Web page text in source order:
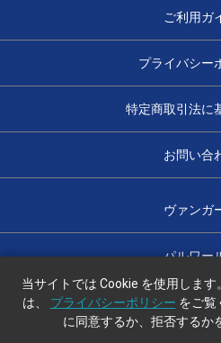
ご利用ガ
プライバシー
特定商取引法に
お問い合
ヴァンガ
パルワー
当サイトでは Cookie を使用しま
は、 プライバシーポリシー をご覧
に同意するか、拒否するか